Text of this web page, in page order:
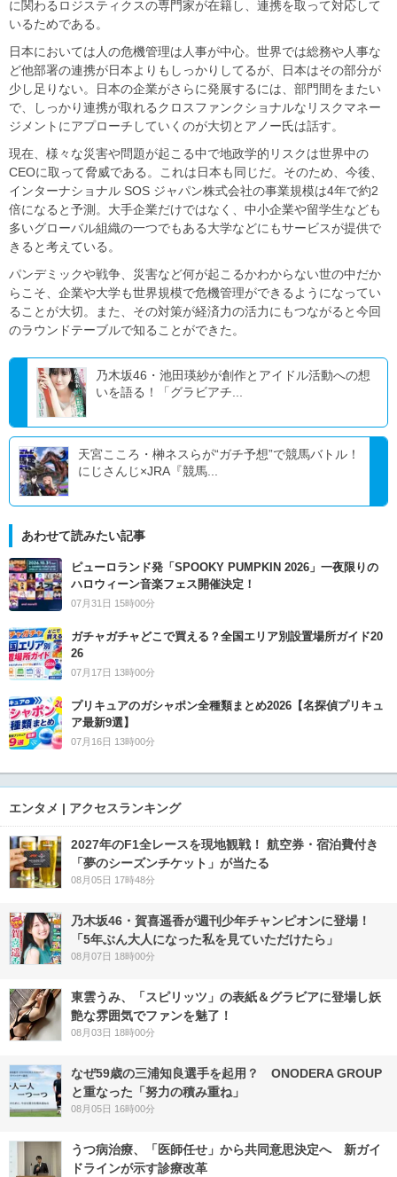
に関わるロジスティクスの専門家が在籍し、連携を取って対応して
いるためである。
日本においては人の危機管理は人事が中心。世界では総務や人事な
ど他部署の連携が日本よりもしっかりしてるが、日本はその部分が
少し足りない。日本の企業がさらに発展するには、部門間をまたい
で、しっかり連携が取れるクロスファンクショナルなリスクマネー
ジメントにアプローチしていくのが大切とアノー氏は話す。
現在、様々な災害や問題が起こる中で地政学的リスクは世界中の
CEOに取って脅威である。これは日本も同じだ。そのため、今後、
インターナショナル SOS ジャパン株式会社の事業規模は4年で約2
倍になると予測。大手企業だけではなく、中小企業や留学生なども
多いグローバル組織の一つでもある大学などにもサービスが提供で
きると考えている。
パンデミックや戦争、災害など何が起こるかわからない世の中だか
らこそ、企業や大学も世界規模で危機管理ができるようになってい
ることが大切。また、その対策が経済力の活力にもつながると今回
のラウンドテーブルで知ることができた。
乃木坂46・池田瑛紗が創作とアイドル活動への想
いを語る！「グラビアチ...
天宮こころ・榊ネスらが“ガチ予想”で競馬バトル！
にじさんじ×JRA『競馬...
あわせて読みたい記事
ピューロランド発「SPOOKY PUMPKIN 2026」一夜限りの
ハロウィーン音楽フェス開催決定！
07月31日 15時00分
ガチャガチャどこで買える？全国エリア別設置場所ガイド20
26
07月17日 13時00分
プリキュアのガシャポン全種類まとめ2026【名探偵プリキュ
ア最新9選】
07月16日 13時00分
エンタメ | アクセスランキング
2027年のF1全レースを現地観戦！ 航空券・宿泊費付き
「夢のシーズンチケット」が当たる
08月05日 17時48分
乃木坂46・賀喜遥香が週刊少年チャンピオンに登場！
「5年ぶん大人になった私を見ていただけたら」
08月07日 18時00分
東雲うみ、「スピリッツ」の表紙＆グラビアに登場し妖
艶な雰囲気でファンを魅了！
08月03日 18時00分
なぜ59歳の三浦知良選手を起用？ ONODERA GROUP
と重なった「努力の積み重ね」
08月05日 16時00分
うつ病治療、「医師任せ」から共同意思決定へ 新ガイ
ドラインが示す診療改革